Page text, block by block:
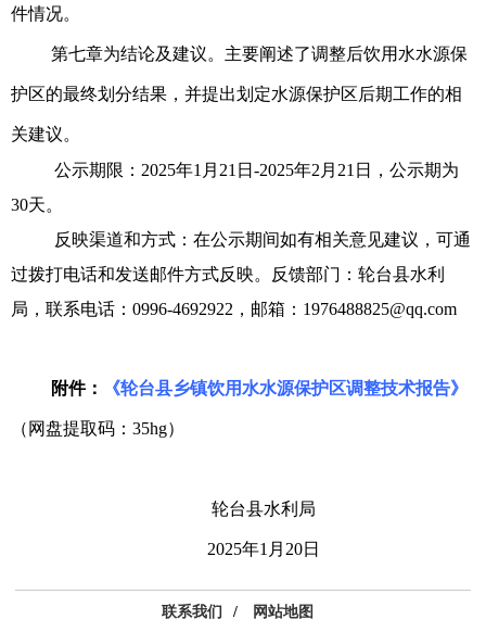
件情况。
第七章为结论及建议。主要阐述了调整后饮用水水源保
护区的最终划分结果，并提出划定水源保护区后期工作的相
关建议。
公示期限：2025年1月21日-2025年2月21日，公示期为
30天。
反映渠道和方式：在公示期间如有相关意见建议，可通
过拨打电话和发送邮件方式反映。反馈部门：轮台县水利
局，联系电话：0996-4692922，邮箱：1976488825@qq.com
附件： 《轮台县乡镇饮用水水源保护区调整技术报告》
（网盘提取码：35hg）
轮台县水利局
2025年1月20日
联系我们 / 网站地图